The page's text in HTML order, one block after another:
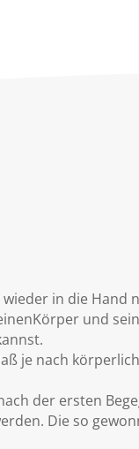
in die Hand
und
je nach
der ersten
Die so